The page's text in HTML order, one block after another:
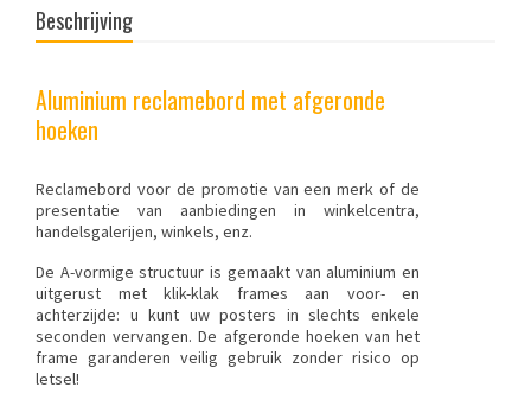
Beschrijving
Aluminium reclamebord met afgeronde
hoeken
Reclamebord voor de promotie van een merk of de
presentatie van aanbiedingen in winkelcentra,
handelsgalerijen, winkels, enz.
De A-vormige structuur is gemaakt van aluminium en
uitgerust met klik-klak frames aan voor- en
achterzijde: u kunt uw posters in slechts enkele
seconden vervangen. De afgeronde hoeken van het
frame garanderen veilig gebruik zonder risico op
letsel!